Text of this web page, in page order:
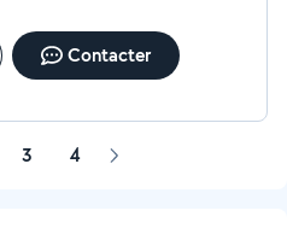
Contacter
3 4 Page